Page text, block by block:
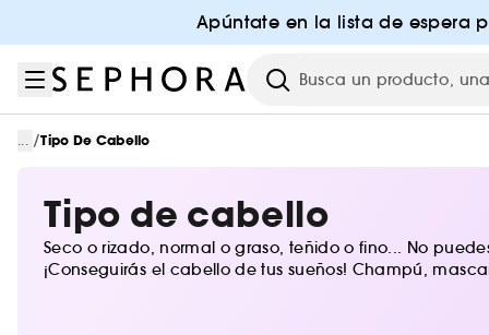
Ir al contenido principal
Apúntate en la lista de espera
Investigación
... /Tipo De Cabello
Tipo de cabello
Seco o rizado, normal o graso, teñido o fino... No
¡Conseguirás el cabello de tus sueños! Champú,